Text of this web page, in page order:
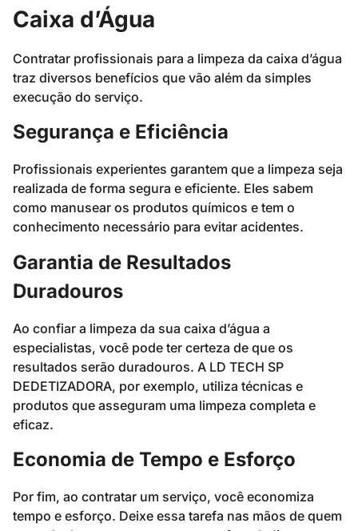
Caixa d’Água
Contratar profissionais para a limpeza da caixa d’água
traz diversos benefícios que vão além da simples
execução do serviço.
Segurança e Eficiência
Profissionais experientes garantem que a limpeza seja
realizada de forma segura e eficiente. Eles sabem
como manusear os produtos químicos e tem o
conhecimento necessário para evitar acidentes.
Garantia de Resultados
Duradouros
Ao confiar a limpeza da sua caixa d’água a
especialistas, você pode ter certeza de que os
resultados serão duradouros. A LD TECH SP
DEDETIZADORA, por exemplo, utiliza técnicas e
produtos que asseguram uma limpeza completa e
eficaz.
Economia de Tempo e Esforço
Por fim, ao contratar um serviço, você economiza
tempo e esforço. Deixe essa tarefa nas mãos de quem